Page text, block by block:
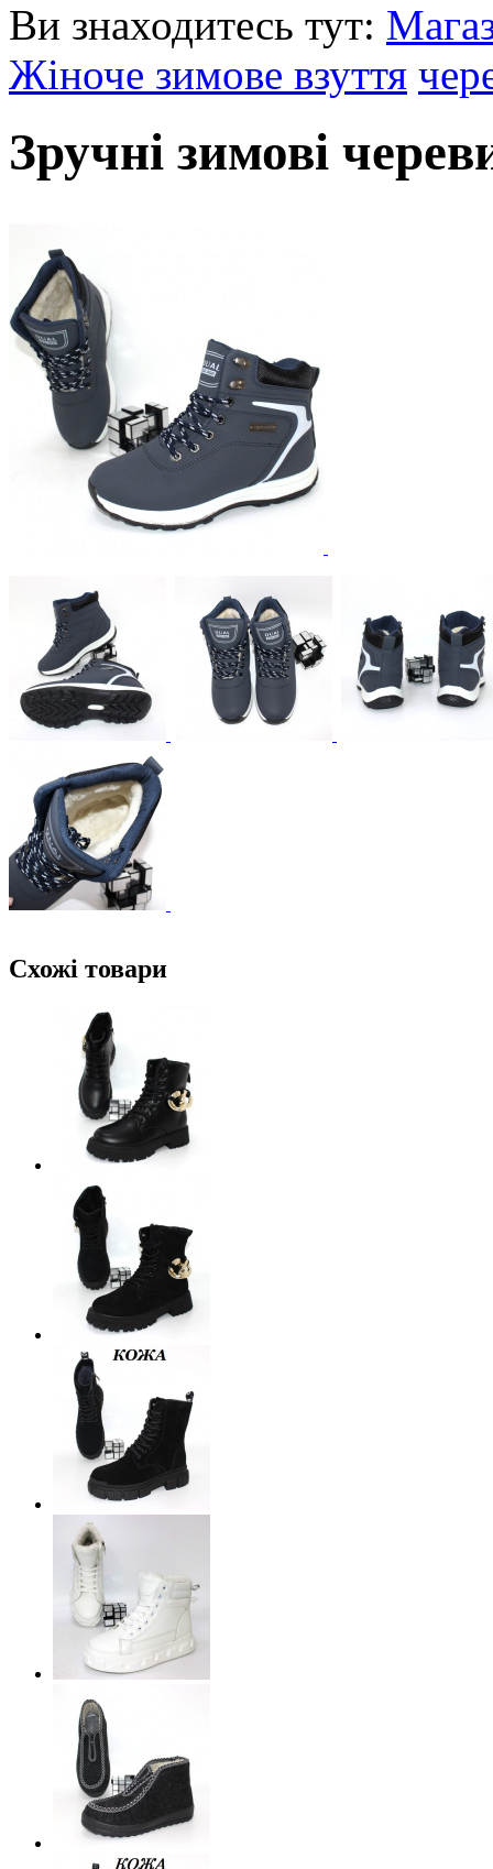
Ви знаходитесь тут:
Жіноче зимове взуття
Зручні зимові
Схожі товари